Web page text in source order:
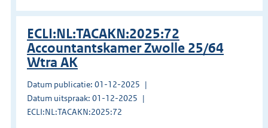
ECLI:NL:TACAKN:2025:72
Accountantskamer Zwolle 25/64
Wtra AK
Datum publicatie: 01-12-2025
Datum uitspraak: 01-12-2025
ECLI:NL:TACAKN:2025:72